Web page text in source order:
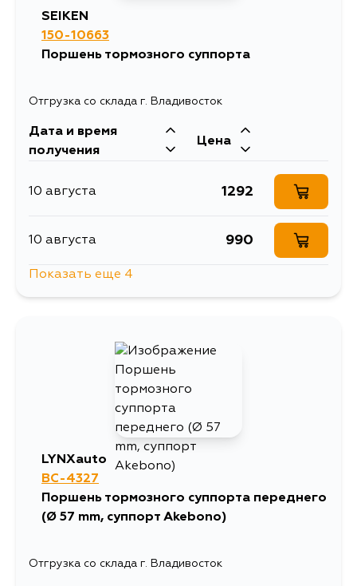
SEIKEN
150-10663
Поршень тормозного суппорта
Отгрузка со склада г. Владивосток
Дата и время
получения
Цена
10 августа 1292
10 августа 990
1182
Показать еще 4
LYNXauto
BC-4327
Поршень тормозного суппорта переднего
(Ø 57 mm, суппорт Akebono)
Отгрузка со склада г. Владивосток